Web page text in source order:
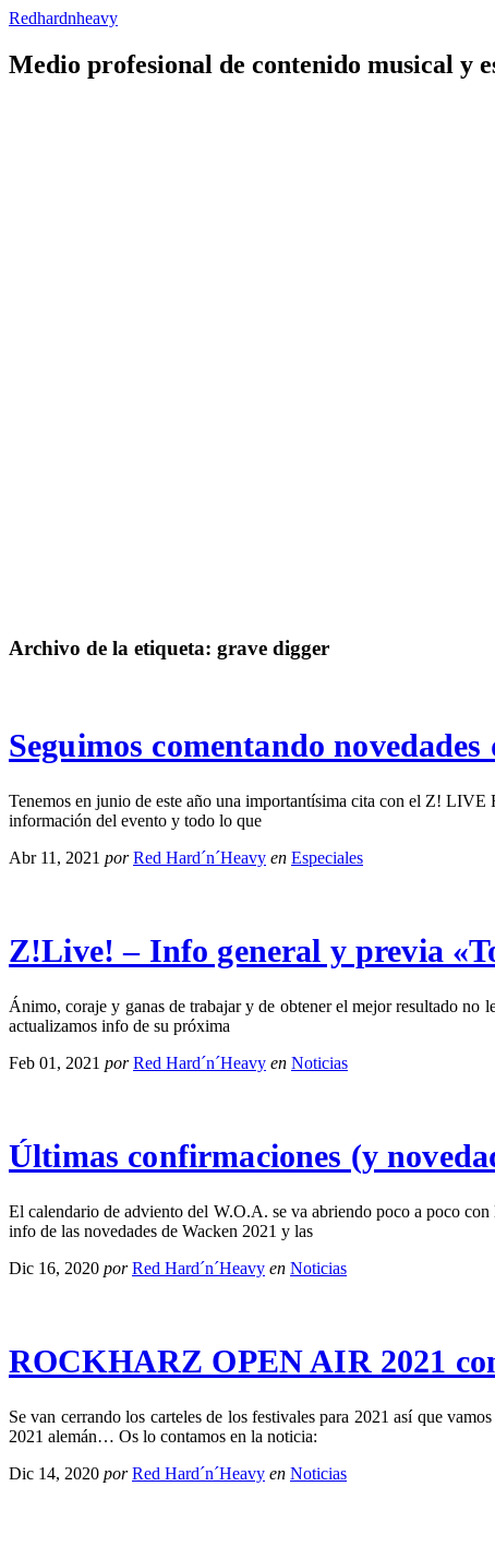
Redhardnheavy
Medio profesional de contenido musical y
Archivo de la etiqueta: grave digger
Seguimos comentando
Tenemos en junio de este año una importantísima cita con el Z!
información del evento y todo lo que
Abr 11, 2021 por Red Hard´n´Heavy en Especiales
Z!Live! – Info general y previa
Ánimo, coraje y ganas de trabajar y de obtener el mejor resultado no
actualizamos info de su próxima
Feb 01, 2021 por Red Hard´n´Heavy en Noticias
Últimas confirmaciones (y
El calendario de adviento del W.O.A. se va abriendo poco a poco
info de las novedades de Wacken 2021 y las
Dic 16, 2020 por Red Hard´n´Heavy en Noticias
ROCKHARZ OPEN AIR 2021
Se van cerrando los carteles de los festivales para 2021 así que
2021 alemán… Os lo contamos en la noticia:
Dic 14, 2020 por Red Hard´n´Heavy en Noticias